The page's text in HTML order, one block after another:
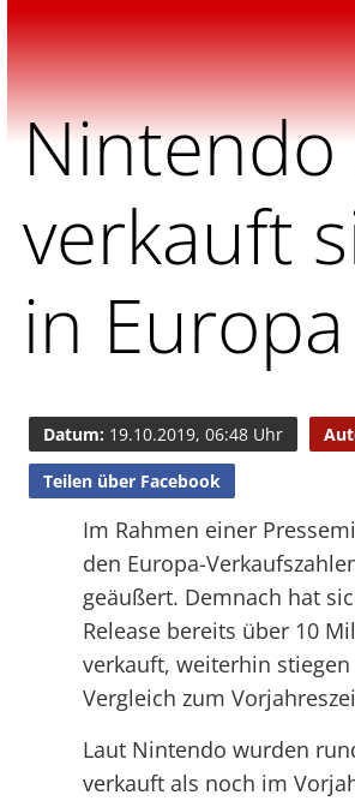
Nintendo
verkauft
in Europa
Datum: 19.10.2019, 06:48 Uhr
Teilen über Facebook
Im Rahmen einer
den Europa-
geäußert. Demnach hat
Release bereits über 10
verkauft, weiterhin
Vergleich zum
Laut Nintendo wurden
verkauft als noch im